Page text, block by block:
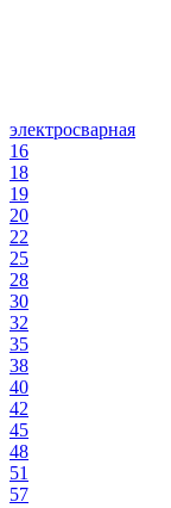
электросварная
16
18
19
20
22
25
28
30
32
35
38
40
42
45
48
51
57